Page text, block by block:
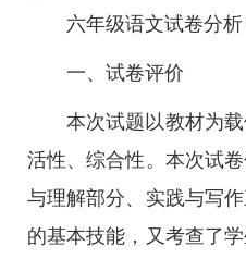
六年级语文试卷分
一、试卷评价
本次试题以教材为
活性、综合性。本次试
与理解部分、实践与写
的基本技能，又考查了